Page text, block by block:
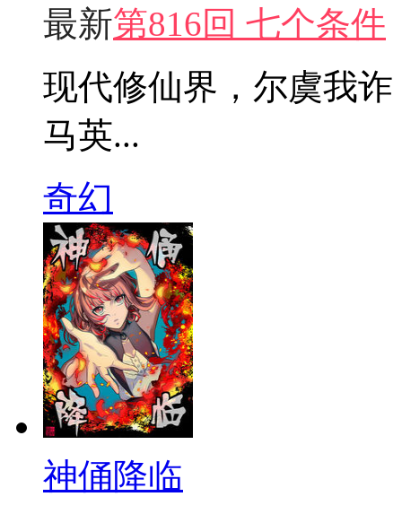
最新第816回 七个条件
现代修仙界，尔虞我
马英...
奇幻
神俑降临